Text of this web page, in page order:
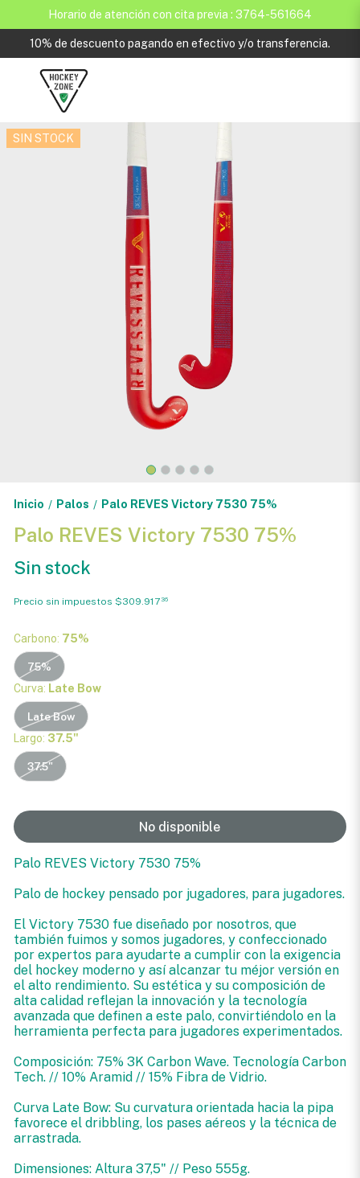
Horario de atención con cita previa : 3764-561664
10% de descuento pagando en efectivo y/o transferencia.
SIN STOCK
Inicio / Palos / Palo REVES Victory 7530 75%
Palo REVES Victory 7530 75%
Sin stock
Precio sin impuestos $309.917 36
Carbono: 75%
75%
Curva: Late Bow
Late Bow
Largo: 37.5"
37.5"
No disponible
Palo REVES Victory 7530 75%
Palo de hockey pensado por jugadores, para jugadores.
El Victory 7530 fue diseñado por nosotros, que
también fuimos y somos jugadores, y confeccionado
por expertos para ayudarte a cumplir con la exigencia
del hockey moderno y así alcanzar tu méjor versión en
el alto rendimiento. Su estética y su composición de
alta calidad reflejan la innovación y la tecnología
avanzada que definen a este palo, convirtiéndolo en la
herramienta perfecta para jugadores experimentados.
Composición: 75% 3K Carbon Wave. Tecnología Carbon
Tech. // 10% Aramid // 15% Fibra de Vidrio.
Curva Late Bow: Su curvatura orientada hacia la pipa
favorece el dribbling, los pases aéreos y la técnica de
arrastrada.
Dimensiones: Altura 37,5" // Peso 555g.